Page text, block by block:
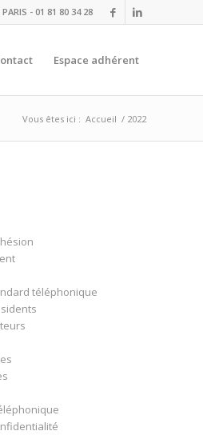
- 01 81 80 34 28
Espace adhérent
Vous êtes ici : Accueil / 2022
téléphonique